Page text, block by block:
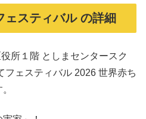
ェスティバル の詳細
所１階 としまセンタースク
フェスティバル 2026 世界赤ち